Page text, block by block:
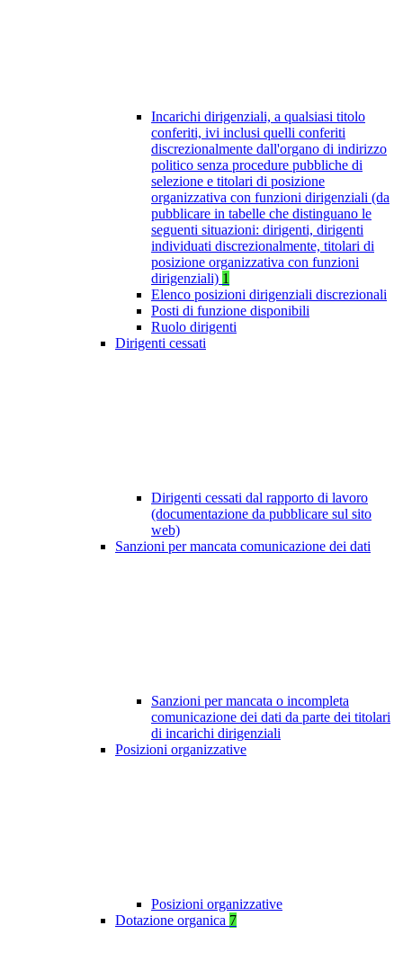
Incarichi dirigenziali, a qualsiasi titolo
conferiti, ivi inclusi quelli conferiti
discrezionalmente dall'organo di indirizzo
politico senza procedure pubbliche di
selezione e titolari di posizione
organizzativa con funzioni dirigenziali (da
pubblicare in tabelle che distinguano le
seguenti situazioni: dirigenti, dirigenti
individuati discrezionalmente, titolari di
posizione organizzativa con funzioni
dirigenziali) 1
Elenco posizioni dirigenziali discrezionali
Posti di funzione disponibili
Ruolo dirigenti
Dirigenti cessati
Dirigenti cessati dal rapporto di lavoro
(documentazione da pubblicare sul sito
web)
Sanzioni per mancata comunicazione dei dati
Sanzioni per mancata o incompleta
comunicazione dei dati da parte dei titolari
di incarichi dirigenziali
Posizioni organizzative
Posizioni organizzative
Dotazione organica 7